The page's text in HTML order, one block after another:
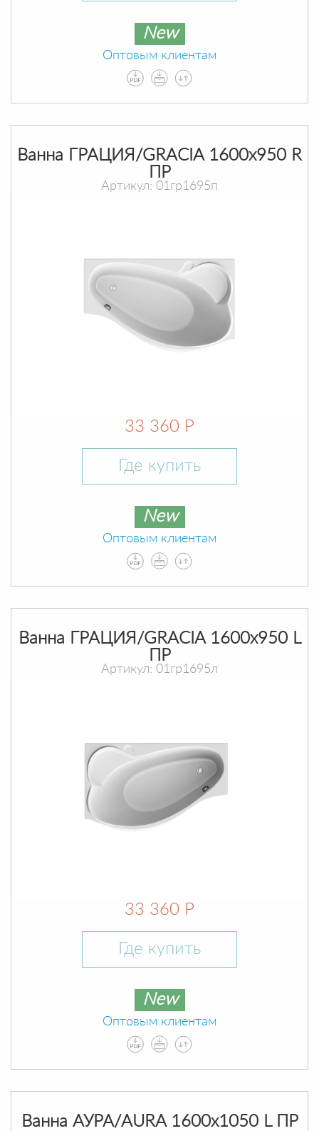
New
Оптовым клиентам
Ванна ГРАЦИЯ/GRACIA 1600х950 R
ПР
Артикул: 01гр1695п
33 360 Р
Где купить
New
Оптовым клиентам
Ванна ГРАЦИЯ/GRACIA 1600х950 L
ПР
Артикул: 01гр1695л
33 360 Р
Где купить
New
Оптовым клиентам
Ванна АУРА/AURA 1600х1050 L ПР